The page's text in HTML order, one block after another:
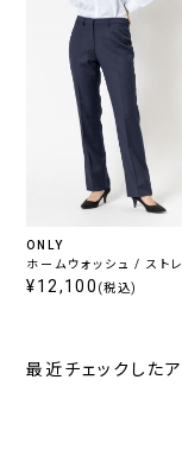
ONLY
ホームウォッシュ / ストレ
ートパンツ ネイビーストラ
¥12,100 (税込)
最近チェックした